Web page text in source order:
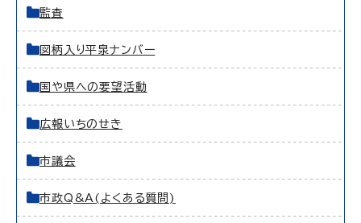
監査
図柄入り平泉ナンバー
国や県への要望活動
広報いちのせき
市議会
市政Q&A(よくある質問)